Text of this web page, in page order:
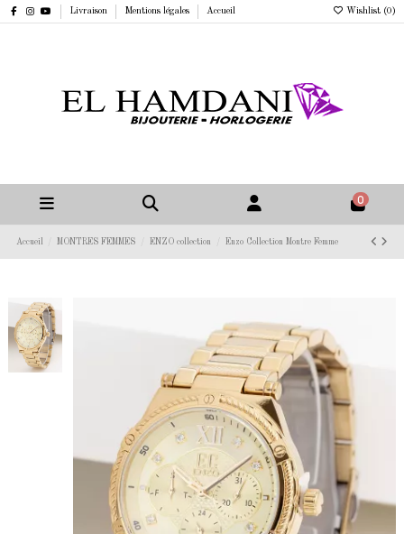
Livraison Mentions légales Accueil Wishlist (0 )
0
Accueil MONTRES FEMMES ENZO collection Enzo Collection Montre Femme